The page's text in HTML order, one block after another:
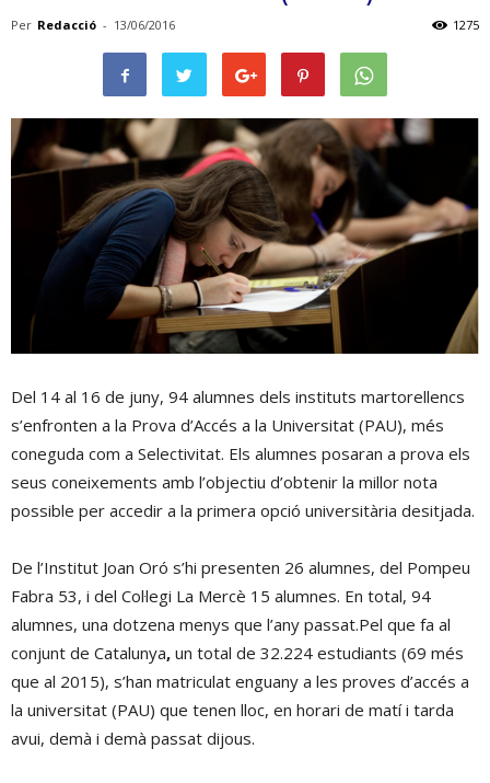
Per Redacció - 13/06/2016 1275
Del 14 al 16 de juny, 94 alumnes dels instituts martorellencs
s’enfronten a la Prova d’Accés a la Universitat (PAU), més
coneguda com a Selectivitat. Els alumnes posaran a prova els
seus coneixements amb l’objectiu d’obtenir la millor nota
possible per accedir a la primera opció universitària desitjada.
De l’Institut Joan Oró s’hi presenten 26 alumnes, del Pompeu
Fabra 53, i del Col·legi La Mercè 15 alumnes. En total, 94
alumnes, una dotzena menys que l’any passat.Pel que fa al
conjunt de Catalunya, un total de 32.224 estudiants (69 més
que al 2015), s’han matriculat enguany a les proves d’accés a
la universitat (PAU) que tenen lloc, en horari de matí i tarda
avui, demà i demà passat dijous.